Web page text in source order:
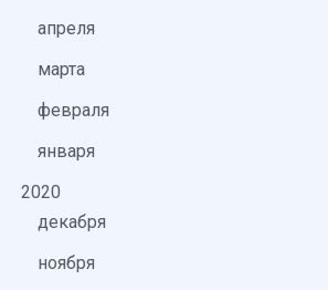
апреля
марта
февраля
января
2020
декабря
ноября